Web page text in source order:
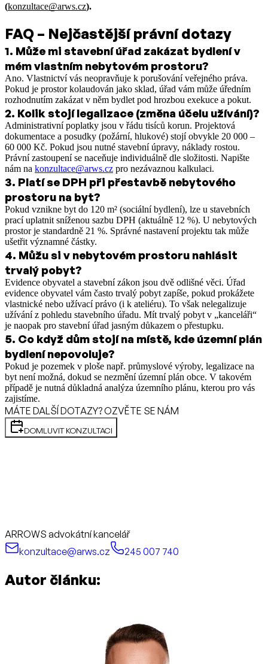
(konzultace@arws.cz).
FAQ – Nejčastější právní dotazy
1. Může mi stavební úřad zakázat bydlení v
mém vlastním nebytovém prostoru?
Ano. Vlastnictví vás neopravňuje k porušování veřejného práva.
Pokud je prostor kolaudován jako sklad, úřad vám může úředním
rozhodnutím zakázat v něm bydlet pod hrozbou exekuce a pokut.
2. Kolik stojí legalizace (změna účelu užívání)?
Administrativní poplatky jsou v řádu tisíců korun. Projektová
dokumentace a posudky (požární, hlukové) stojí obvykle 20 000 –
60 000 Kč. Pokud jsou nutné stavební úpravy, náklady rostou.
Právní zastoupení se naceňuje individuálně dle složitosti. Napište
nám na konzultace@arws.cz pro nezávaznou kalkulaci.
3. Platí se DPH při přestavbě nebytového
prostoru na byt?
Pokud vznikne byt do 120 m² (sociální bydlení), lze u stavebních
prací uplatnit sníženou sazbu DPH (aktuálně 12 %). U nebytových
prostor je standardně 21 %. Správné nastavení projektu tak může
ušetřit významné částky.
4. Můžu si v nebytovém prostoru nahlásit
trvalý pobyt?
Evidence obyvatel a stavební zákon jsou dvě odlišné věci. Úřad
evidence obyvatel vám často trvalý pobyt zapíše, pokud prokážete
vlastnické nebo užívací právo (i k ateliéru). To však nelegalizuje
užívání z pohledu stavebního úřadu. Mít trvalý pobyt v „kanceláři“
je naopak pro stavební úřad jasným důkazem o přestupku.
5. Co když dům stojí na místě, kde územní plán
bydlení nepovoluje?
Pokud je pozemek v ploše např. průmyslové výroby, legalizace na
byt není možná, dokud se nezmění územní plán obce. V takovém
případě je nutná důkladná analýza územního plánu, kterou pro vás
zajistíme.
MÁTE DALŠÍ DOTAZY? OZVĚTE SE NÁM
DOMLUVIT KONZULTACI
ARROWS advokátní kancelář
konzultace@arws.cz
245 007 740
Autor článku: